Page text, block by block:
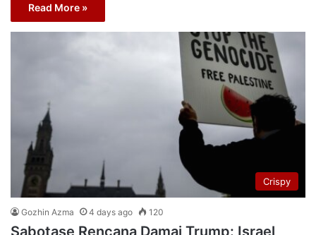
Read More »
Crispy
Gozhin Azma 4 days ago 120